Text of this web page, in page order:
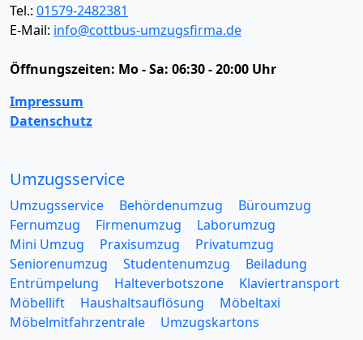
Tel.: 01579-2482381
E-Mail: info@cottbus-umzugsfirma.de
Öffnungszeiten: Mo - Sa: 06:30 - 20:00 Uhr
Impressum
Datenschutz
Umzugsservice
Umzugsservice Behördenumzug
Büroumzug
Fernumzug
Firmenumzug
Laborumzug
Mini Umzug
Praxisumzug
Privatumzug
Seniorenumzug
Studentenumzug
Beiladung
Entrümpelung
Halteverbotszone
Klaviertransport
Möbellift
Haushaltsauflösung
Möbeltaxi
Möbelmitfahrzentrale
Umzugskartons